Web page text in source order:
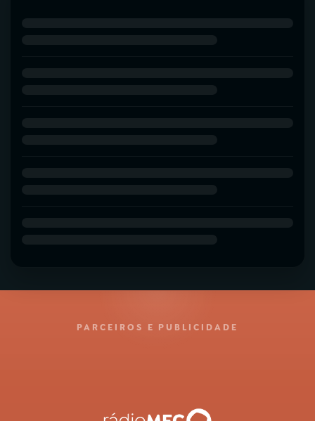
PARCEIROS E PUBLICIDADE